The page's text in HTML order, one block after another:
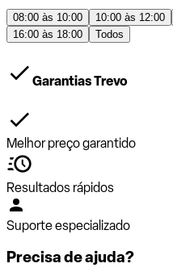
08:00 às 10:00 10:00 às 12:00
16:00 às 18:00
Todos
Garantias Trevo
Melhor preço garantido
Resultados rápidos
Suporte especializado
Precisa de ajuda?